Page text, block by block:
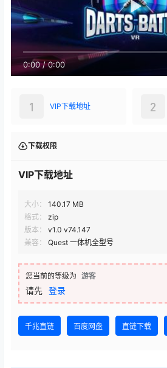
0:00/0:00
VIP下载地址
1 2
下载权限
VIP下载地址
大小：
140.17 MB
格式：
zip
版本：
v1.0 v74.147
兼容：
Quest 一体机全型号
您当前的等级为 游客
请先 登录
千兆直链 百度网盘 直链下载